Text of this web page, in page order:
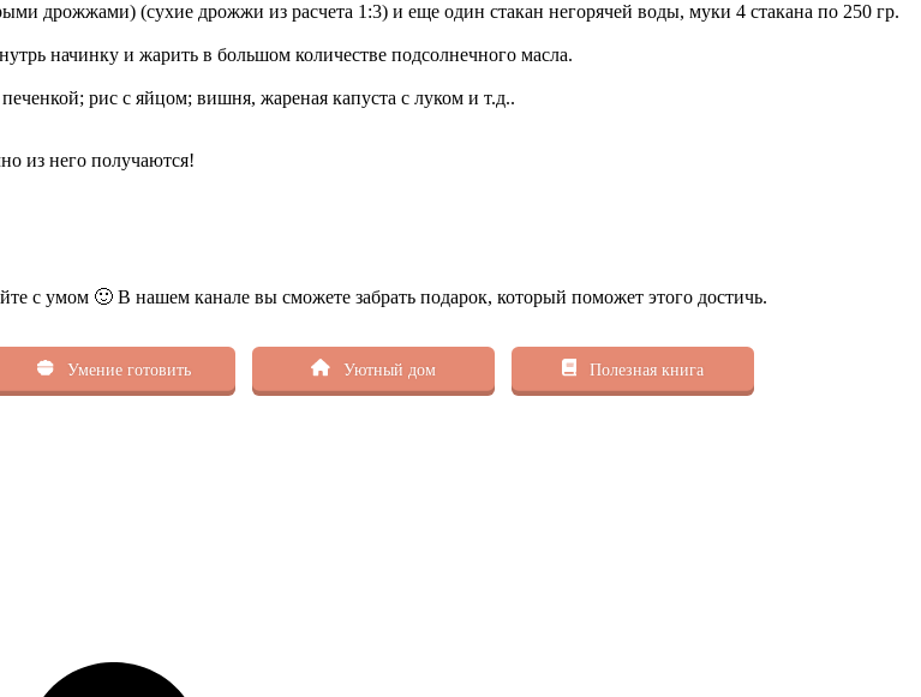
дрожжами) (сухие дрожжи из расчета 1:3) и еще один стакан негорячей воды, муки 4 стакана по 250 гр.
начинку и жарить в большом количестве подсолнечного масла.
рис с яйцом; вишня, жареная капуста с луком и т.д..
из него получаются!
с умом 🙂 В нашем канале вы сможете забрать подарок, который поможет этого достичь.
Умение готовить Уютный дом Полезная книга